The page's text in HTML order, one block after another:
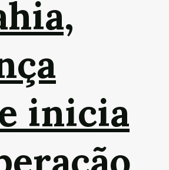
inicia